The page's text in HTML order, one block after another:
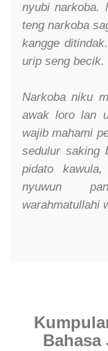
nyubi narkoba.
teng narkoba
kangge
urip seng becik.
Narkoba niku
awak loro lan
wajib mahami
sedulur saking
pidato
nyuwun
warahmatullahi
Bahasa